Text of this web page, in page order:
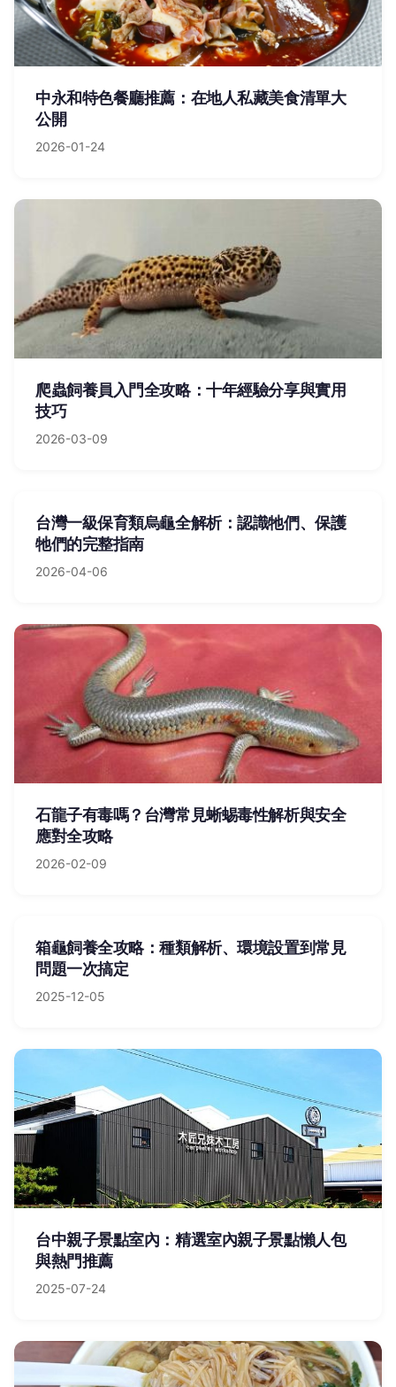
中永和特色餐廳推薦：在地人私藏美食清單大
公開
2026-01-24
爬蟲飼養員入門全攻略：十年經驗分享與實用
技巧
2026-03-09
台灣一級保育類烏龜全解析：認識牠們、保護
牠們的完整指南
2026-04-06
石龍子有毒嗎？台灣常見蜥蜴毒性解析與安全
應對全攻略
2026-02-09
箱龜飼養全攻略：種類解析、環境設置到常見
問題一次搞定
2025-12-05
台中親子景點室內：精選室內親子景點懶人包
與熱門推薦
2025-07-24